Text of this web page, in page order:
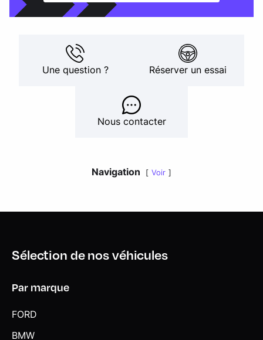
Une question ? Réserver un essai
Nous contacter
Navigation Voir
Sélection de nos véhicules
Par marque
FORD
BMW